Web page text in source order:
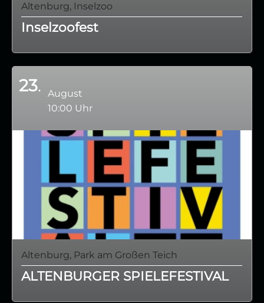
Altenburg, Inselzoo
Inselzoofest
23
August
10:00 Uhr
Altenburg, Park am Großen Teich
ALTENBURGER SPIELEFESTIVAL